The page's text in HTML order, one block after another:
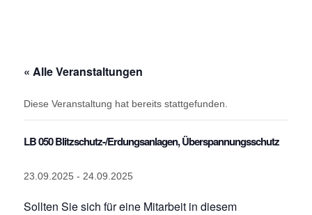
« Alle Veranstaltungen
Diese Veranstaltung hat bereits stattgefunden.
LB 050 Blitzschutz-/Erdungsanlagen, Überspannungsschutz
23.09.2025 - 24.09.2025
Sollten Sie sich für eine Mitarbeit in diesem